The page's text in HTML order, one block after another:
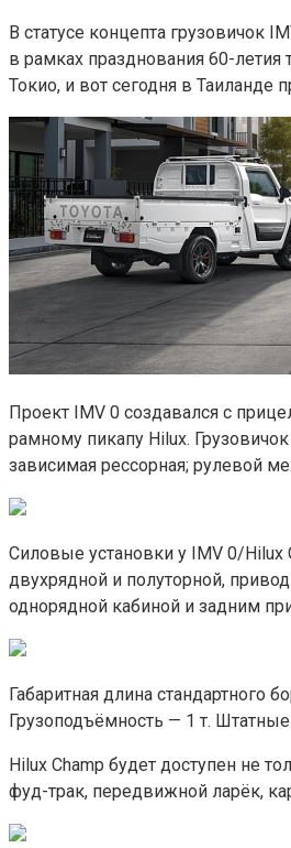
В статусе концепта грузовичок
в рамках празднования 60-летия
Токио, и вот сегодня в Таиланде
Проект IMV 0 создавался с
рамному пикапу Hilux.
зависимая рессорная; рулевой
Силовые установки у IMV 0/
двухрядной и полуторной,
однорядной кабиной и задним
Габаритная длина
Грузоподъёмность — 1 т.
Hilux Champ будет доступен не
фуд-трак, передвижной ларёк,